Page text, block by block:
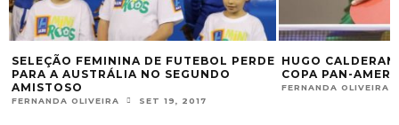
SELEÇÃO FEMININA DE FUTEBOL PERDE
PARA A AUSTRÁLIA NO SEGUNDO
AMISTOSO
FERNANDA OLIVEIRA SET 19, 2017
HUGO
COPA PAN-
FERNANDA OLIVEIRA